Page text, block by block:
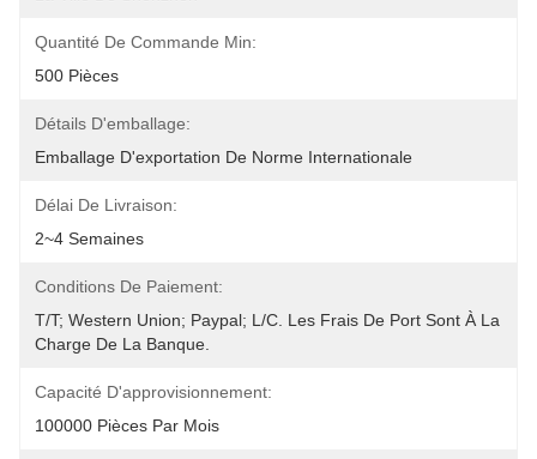
Quantité De Commande Min:
500 Pièces
Détails D'emballage:
Emballage D'exportation De Norme Internationale
Délai De Livraison:
2~4 Semaines
Conditions De Paiement:
T/T; Western Union; Paypal; L/C. Les Frais De Port Sont À La
Charge De La Banque.
Capacité D'approvisionnement:
100000 Pièces Par Mois